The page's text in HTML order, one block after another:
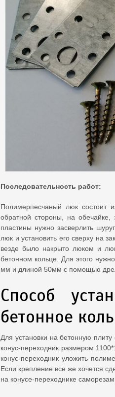
Последовательность работ:
Полимерпесчаный люк состоит
обратной стороны, на обечайке,
пластины нужно засверлить
люк и установить его сверху на
везде было накрыто люком и
бетонном кольце. Для этого
мм и длиной 50мм с помощью
Способ
бетонное
Для установки на бетонную
конус-переходник размером
конус-переходник уложить
Если крепление все же хочется
на конусе-переходнике